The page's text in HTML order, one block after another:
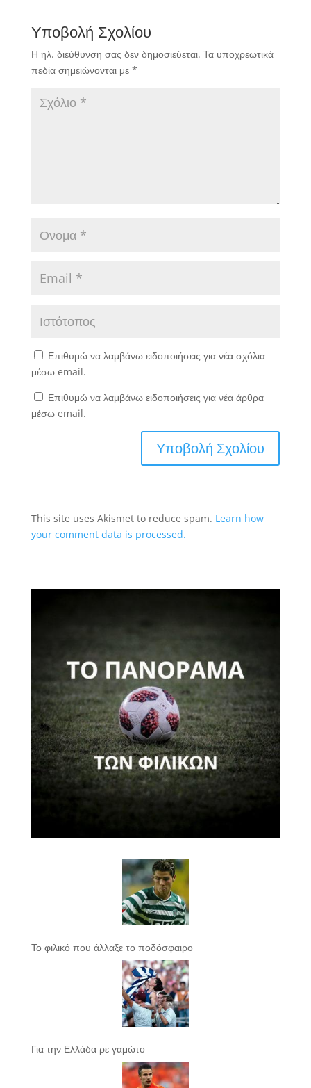
Υποβολή Σχολίου
Η ηλ. διεύθυνση σας δεν δημοσιεύεται. Τα υποχρεωτικά
πεδία σημειώνονται με *
Επιθυμώ να λαμβάνω ειδοποιήσεις για νέα σχόλια
μέσω email.
Επιθυμώ να λαμβάνω ειδοποιήσεις για νέα άρθρα
μέσω email.
This site uses Akismet to reduce spam. Learn how
your comment data is processed.
Το φιλικό που άλλαξε το ποδόσφαιρο
Για την Ελλάδα ρε γαμώτο